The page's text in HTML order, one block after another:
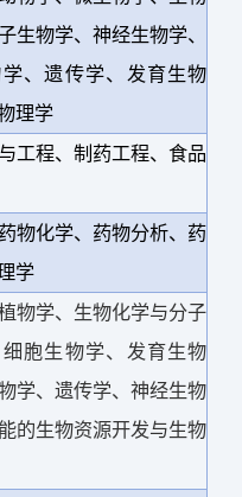
生物学、神经生物学、
、遗传学、发育生物
理学
工程、制药工程、食品
物化学、药物分析、药
学
物学、生物化学与分子
胞生物学、发育生物
学、遗传学、神经生物
的生物资源开发与生物